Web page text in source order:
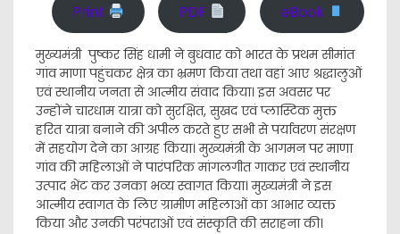
Print PDF eBook
मुख्यमंत्री पुष्कर सिंह धामी ने बुधवार को भारत के प्रथम सीमांत
गांव माणा पहुंचकर क्षेत्र का भ्रमण किया तथा वहां आए श्रद्धालुओं
एवं स्थानीय जनता से आत्मीय संवाद किया। इस अवसर पर
उन्होंने चारधाम यात्रा को सुरक्षित, सुखद एवं प्लास्टिक मुक्त
हरित यात्रा बनाने की अपील करते हुए सभी से पर्यावरण संरक्षण
में सहयोग देने का आग्रह किया। मुख्यमंत्री के आगमन पर माणा
गांव की महिलाओं ने पारंपरिक मांगलगीत गाकर एवं स्थानीय
उत्पाद भेंट कर उनका भव्य स्वागत किया। मुख्यमंत्री ने इस
आत्मीय स्वागत के लिए ग्रामीण महिलाओं का आभार व्यक्त
किया और उनकी परंपराओं एवं संस्कृति की सराहना की।